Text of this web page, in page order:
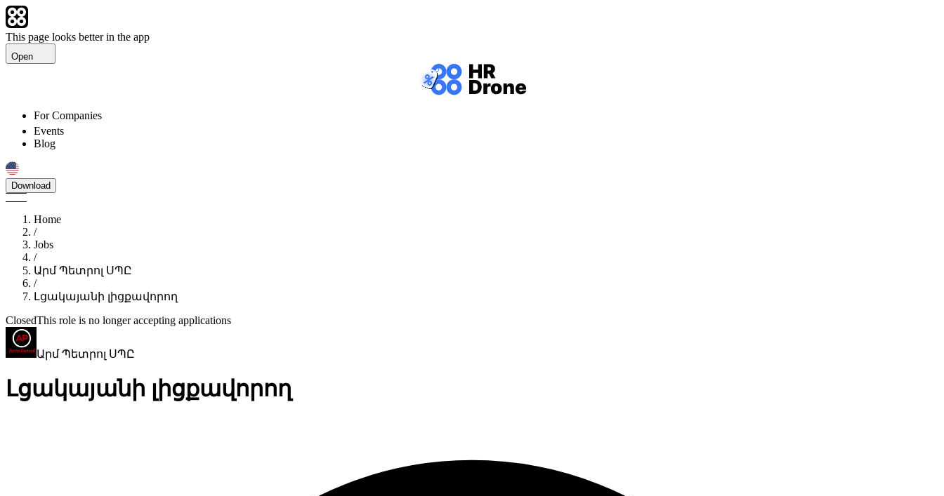
This page looks better in the app
Open
For Companies
Events
Blog
Download
Home
/
Jobs
/
Արմ Պետրոլ ՍՊԸ
/
Լցակայանի լիցքավորող
ClosedThis role is no longer accepting applications
Արմ Պետրոլ ՍՊԸ
Լցակայանի լիցքավորող